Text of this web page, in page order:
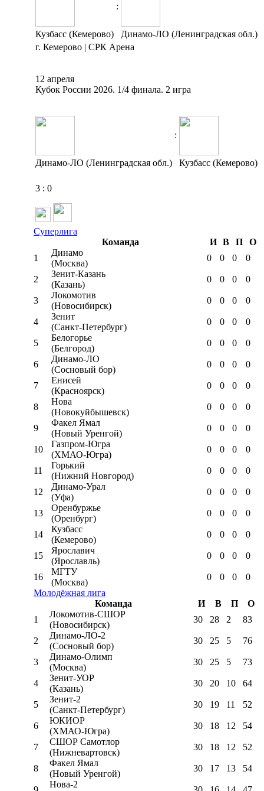
:
Кузбасс (Кемерово)
Динамо-ЛО (Ленинградская обл.)
г. Кемерово | СРК Арена
12 апреля
Кубок России 2026. 1/4 финала. 2 игра
:
Динамо-ЛО (Ленинградская обл.) Кузбасс (Кемерово)
3 : 0
Суперлига
Команда
И В П
О
1
Динамо
(Москва)
0 0 0 0
2
Зенит-Казань
(Казань)
0 0 0 0
3
Локомотив
(Новосибирск)
0 0 0 0
4
Зенит
(Санкт-Петербург)
0 0 0 0
5
Белогорье
(Белгород)
0 0 0 0
6
Динамо-ЛО
(Сосновый бор)
0 0 0 0
7
Енисей
(Красноярск)
0 0 0 0
8
Нова
(Новокуйбышевск)
0 0 0 0
9
Факел Ямал
(Новый Уренгой)
0 0 0 0
10
Газпром-Югра
(ХМАО-Югра)
0 0 0 0
11
Горький
(Нижний Новгород)
0 0 0 0
12
Динамо-Урал
(Уфа)
0 0 0 0
13
Оренбуржье
(Оренбург)
0 0 0 0
14
Кузбасс
(Кемерово)
0 0 0 0
15
Ярославич
(Ярославль)
0 0 0 0
16
МГТУ
(Москва)
0 0 0
0
Молодёжная лига
Команда
И В П
О
1
Локомотив-CШОР
(Новосибирск)
30 28 2 83
2
Динамо-ЛО-2
(Сосновый бор)
30 25 5 76
3
Динамо-Олимп
(Москва)
30 25 5 73
4
Зенит-УОР
(Казань)
30 20 10 64
5
Зенит-2
(Санкт-Петербург)
30 19 11 52
6
ЮКИОР
(ХМАО-Югра)
30 18 12 54
7
СШОР Самотлор
(Нижневартовск)
30 18 12 52
8
Факел Ямал
(Новый Уренгой)
30 17 13 54
Нова-2